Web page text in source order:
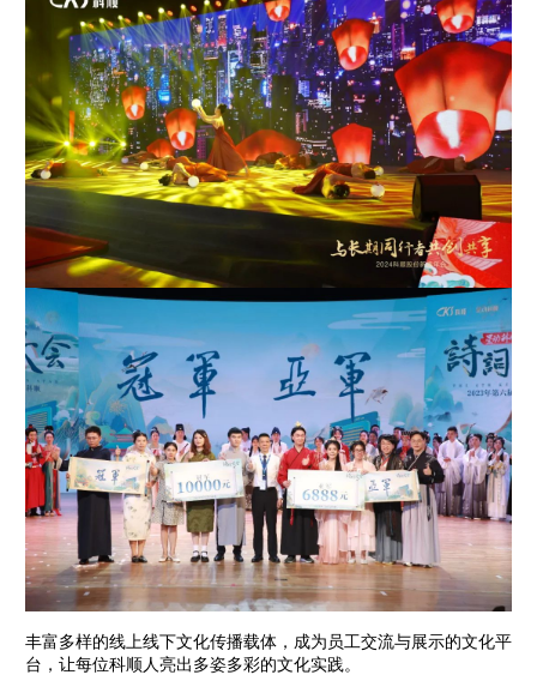
丰富多样的线上线下文化传播载体，成为员工交流与展示的文化平
台，让每位科顺人亮出多姿多彩的文化实践。